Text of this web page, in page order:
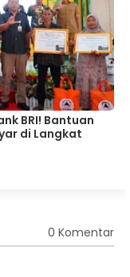
BRI! Bantuan
di Langkat
0 Komentar